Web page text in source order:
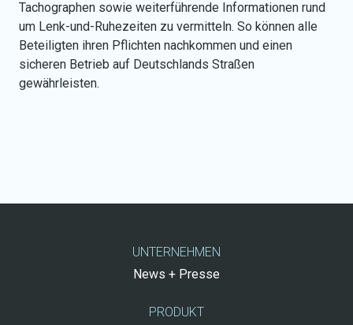
Tachographen sowie weiterführende Informationen rund
um Lenk-und-Ruhezeiten zu vermitteln. So können alle
Beteiligten ihren Pflichten nachkommen und einen
sicheren Betrieb auf Deutschlands Straßen
gewährleisten.
UNTERNEHMEN
News + Presse
PRODUKT